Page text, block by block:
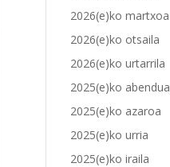
2026(e)ko martxoa
2026(e)ko otsaila
2026(e)ko urtarrila
2025(e)ko abendua
2025(e)ko azaroa
2025(e)ko urria
2025(e)ko iraila